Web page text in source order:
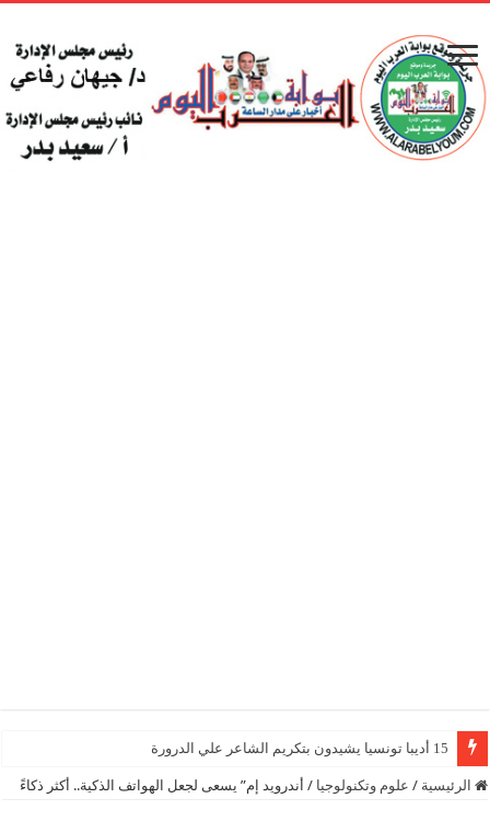
15 أديبا تونسيا يشيدون بتكريم الشاعر علي الدرورة
الرئيسية / علوم وتكنولوجيا / أندرويد إم” يسعى لجعل الهواتف الذكية.. أكثر ذكاءً